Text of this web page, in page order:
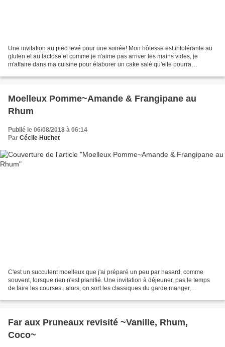
Une invitation au pied levé pour une soirée! Mon hôtesse est intolérante au
gluten et au lactose et comme je n'aime pas arriver les mains vides, je
m'affaire dans ma cuisine pour élaborer un cake salé qu'elle pourra
Moelleux Pomme~Amande & Frangipane au
Rhum
Publié le 06/08/2018 à 06:14
Par Cécile Huchet
C'est un succulent moelleux que j'ai préparé un peu par hasard, comme
souvent, lorsque rien n'est planifié. Une invitation à déjeuner, pas le temps
de faire les courses...alors, on sort les classiques du garde manger,
Far aux Pruneaux revisité ~Vanille, Rhum,
Coco~